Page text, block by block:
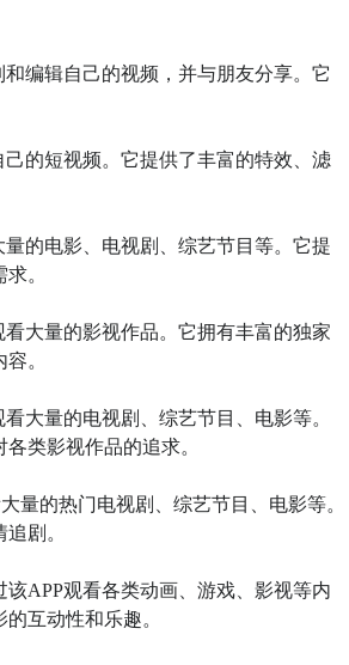
编辑自己的视频，并与朋友分享。它
的短视频。它提供了丰富的特效、滤
的电影、电视剧、综艺节目等。它提
。
大量的影视作品。它拥有丰富的独家
。
大量的电视剧、综艺节目、电影等。
类影视作品的追求。
量的热门电视剧、综艺节目、电影等。
剧。
APP观看各类动画、游戏、影视等内
互动性和乐趣。